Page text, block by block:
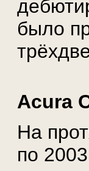
было
Acura
На
по